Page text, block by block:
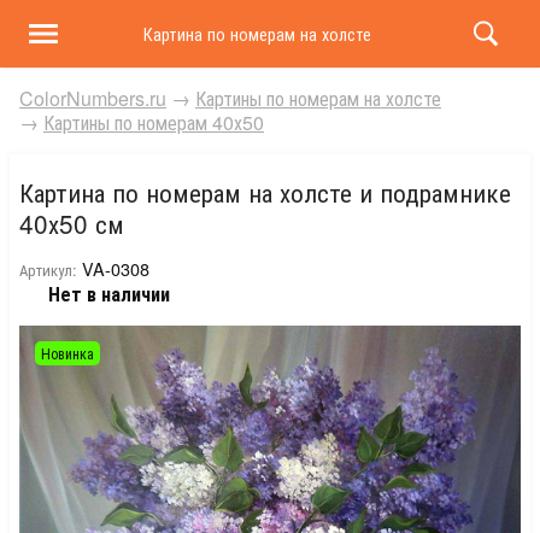
Картина по номерам на холсте и подрамнике 40х50
ColorNumbers.ru → Картины по номерам на холсте
→ Картины по номерам 40х50
Картина по номерам на холсте и подрамнике
40х50 см
Артикул: VA-0308
Нет в наличии
Новинка